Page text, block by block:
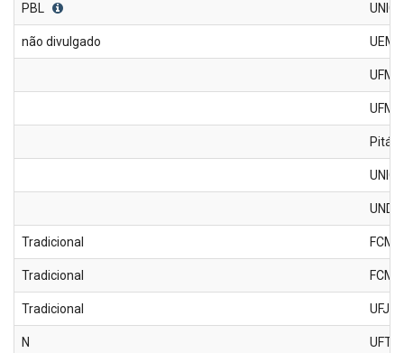
PBL
não divulgado UEMA
UNDB
Tradicional FCM-
Tradicional
Tradicional UFJF
N UFTM